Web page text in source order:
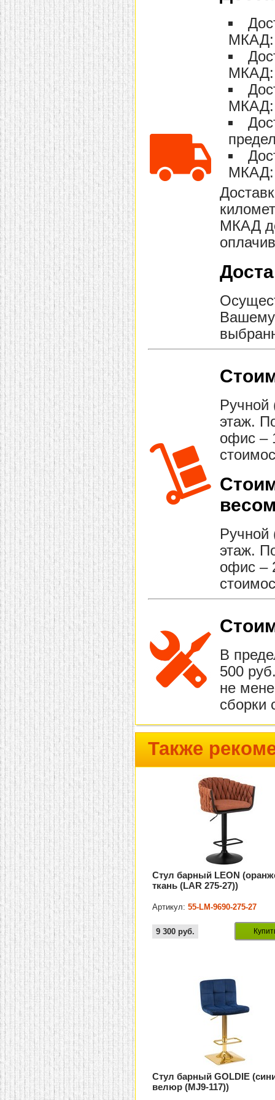
домашнем использовании.
Эта мебель имеет
некоторые преимущества
перед той же стенкой для
гостиной, к примеру,
поскольку она более
легкая и не загромождает
пространство. В спальне
этот предмет можно
поставить у изголовья
кровати, чтобы заполнить
пустующее там
место. Также стеллажи
очень часто используют в
качестве разграничителей
комнаты, например, на
рабочую зону и
пространство для отдыха.
Особенно это актуально
для однокомнатных
квартир.
МКАД:
МКАД:
МКАД:
МКАД:
МКАД
Вашему
Ручной
этаж.
офис –
Ручной
этаж.
офис –
В
500
не
сборки
Также
Стул барный LEON
ткань (LAR 275-27))
Артикул:55-LM-9690-275-27
9 300 руб.
Стул барный GOLDIE
велюр (MJ9-117))